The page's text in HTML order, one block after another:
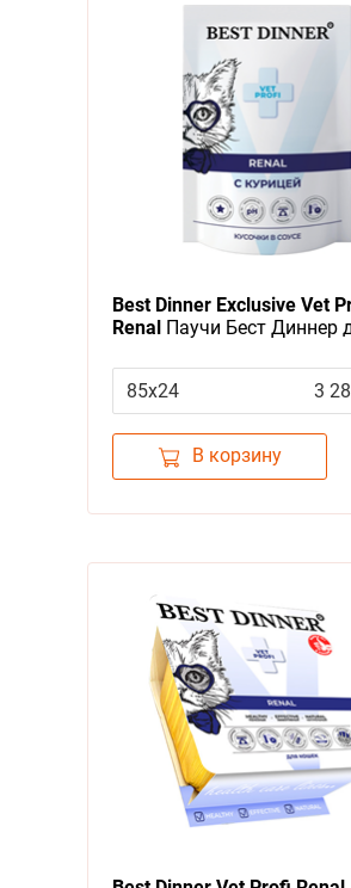
Best Dinner Exclusive Vet
Renal Паучи Бест Диннер
(цена за упаковку)
85х24 3
В корзину